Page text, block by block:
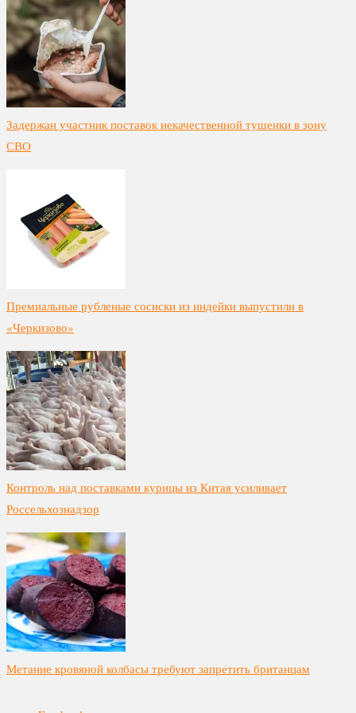
Задержан участник поставок некачественной тушенки в зону
СВО
Премиальные рубленые сосиски из индейки выпустили в
«Черкизово»
Контроль над поставками курицы из Китая усиливает
Россельхознадзор
Метание кровяной колбасы требуют запретить британцам